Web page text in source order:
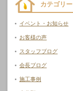
カテゴリー
イベント・お知らせ
お客様の声
スタッフブログ
会長ブログ
施工事例